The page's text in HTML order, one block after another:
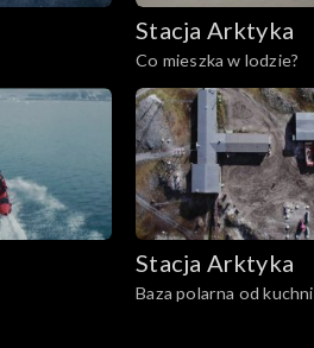
Stacja Arktyka
Co mieszka w lodzie?
Stacja Arktyka
Baza polarna od kuchni